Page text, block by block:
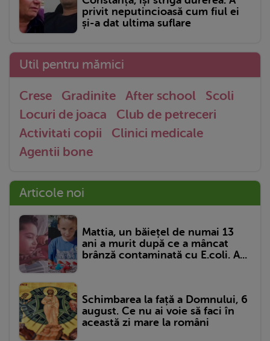
privit neputincioasă cum fiul ei
și-a dat ultima suflare
Util pentru mămici
Crese Gradinite After school
Scoli
Locuri de joaca
Club de petreceri
Activitati copii
Clinici medicale
Agentii bone
Articole noi
Mattia, un băiețel de numai 13
ani a murit după ce a mâncat
brânză contaminată cu E.coli. A...
Schimbarea la față a Domnului, 6
august. Ce nu ai voie să faci în
această zi mare la români